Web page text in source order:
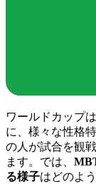
ワールドカップ
に、様々な性格
の人が試合を観
ます。では、
る様子はどのよ